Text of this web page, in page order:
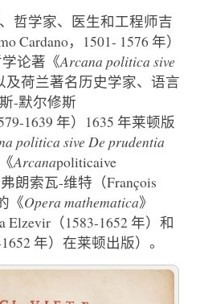
哲学家、医生和工程师吉
Cardano，1501- 1576 年）
论著《Arcana politica sive
及荷兰著名历史学家、语言
-默尔修斯
1639 年）1635 年莱顿版
politica sive De prudentia
Arcanapoliticaive
朗索瓦-维特（François
《Opera mathematica》
Elzevir（1583-1652 年）和
年）在莱顿出版）。